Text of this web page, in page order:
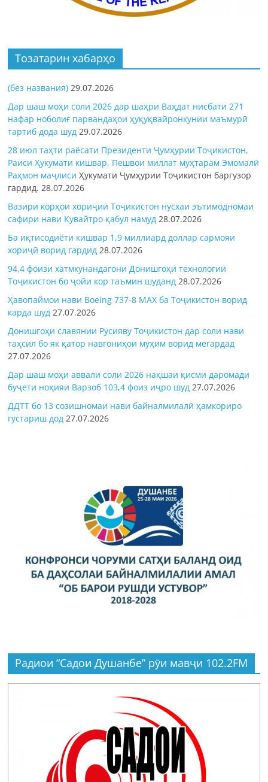
Тозатарин хабарҳо
(без названия) 29.07.2026
Дар шаш моҳи соли 2026 дар шаҳри Ваҳдат нисбати 271
нафар ноболиғ парвандаҳои ҳуқуқвайронкунии маъмурӣ
тартиб дода шуд 29.07.2026
28 июл таҳти раёсати Президенти Ҷумҳурии Тоҷикистон,
Раиси Ҳукумати кишвар, Пешвои миллат муҳтарам Эмомалӣ
Раҳмон маҷлисиҲукумати Ҷумҳурии Тоҷикистон баргузор
гардид.28.07.2026
Вазири корҳои хориҷии Тоҷикистон нусхаи эътимодномаи
сафири нави Кувайтро қабул намуд 28.07.2026
Ба иқтисодиёти кишвар 1,9 миллиард доллар сармояи
хориҷӣ ворид гардид 28.07.2026
94,4 фоизи хатмкунандагони Донишгоҳи технологии
Тоҷикистон бо ҷойи кор таъмин шуданд 28.07.2026
Ҳавопаймои нави Boeing 737-8 MAX ба Тоҷикистон ворид
карда шуд 27.07.2026
Донишгоҳи славянии Русияву Тоҷикистон дар соли нави
таҳсил бо як қатор навгониҳои муҳим ворид мегардад
27.07.2026
Дар шаш моҳи аввали соли 2026 нақшаи қисми даромади
буҷети ноҳияи Варзоб 103,4 фоиз иҷро шуд 27.07.2026
ДДТТ бо 13 созишномаи нави байналмилалӣ ҳамкориро
густариш дод 27.07.2026
Радиои “Садои Душанбе” рӯи мавҷи 102.2FM